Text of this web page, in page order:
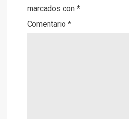
marcados con *
Comentario *